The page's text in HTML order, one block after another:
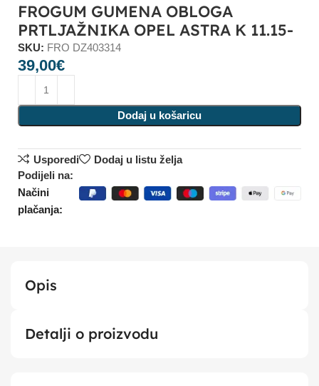
FROGUM GUMENA OBLOGA
PRTLJAŽNIKA OPEL ASTRA K 11.15-
SKU: FRO DZ403314
39,00€
Dodaj u košaricu
Usporedi
Dodaj u listu želja
Podijeli na:
Načini
plačanja:
Opis
Detalji o proizvodu